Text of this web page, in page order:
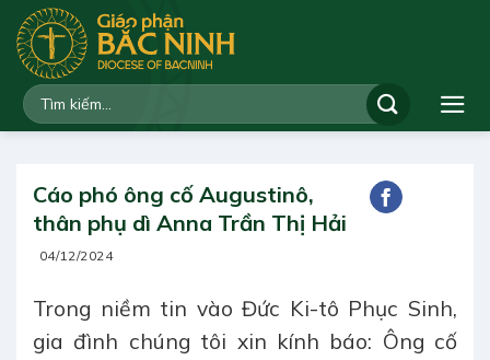
qua
dung
Cáo phó ông cố Augustinô,
thân phụ dì Anna Trần Thị Hải
04/12/2024
Trong niềm tin vào Đức Ki-tô Phục Sinh,
gia đình chúng tôi xin kính báo: Ông cố